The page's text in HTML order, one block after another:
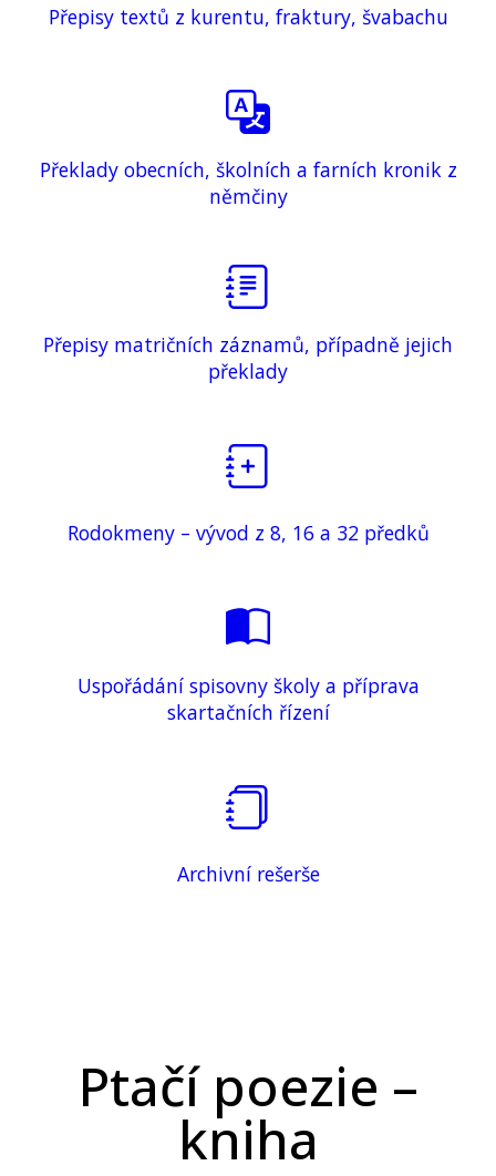
Přepisy textů z kurentu, fraktury, švabachu
Překlady obecních, školních a farních kronik z
němčiny
Přepisy matričních záznamů, případně jejich
překlady
Rodokmeny – vývod z 8, 16 a 32 předků
Uspořádání spisovny školy a příprava
skartačních řízení
Archivní rešerše
Ptačí poezie –
kniha